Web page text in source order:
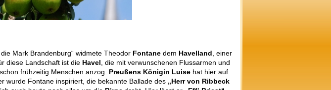
Mark Brandenburg“ widmete Theodor Fontane dem Havelland, einer
diese Landschaft ist die Havel, die mit verwunschenen Flussarmen und
frühzeitig Menschen anzog. Preußens Königin Luise hat hier auf
wurde Fontane inspiriert, die bekannte Ballade des „Herr von Ribbeck